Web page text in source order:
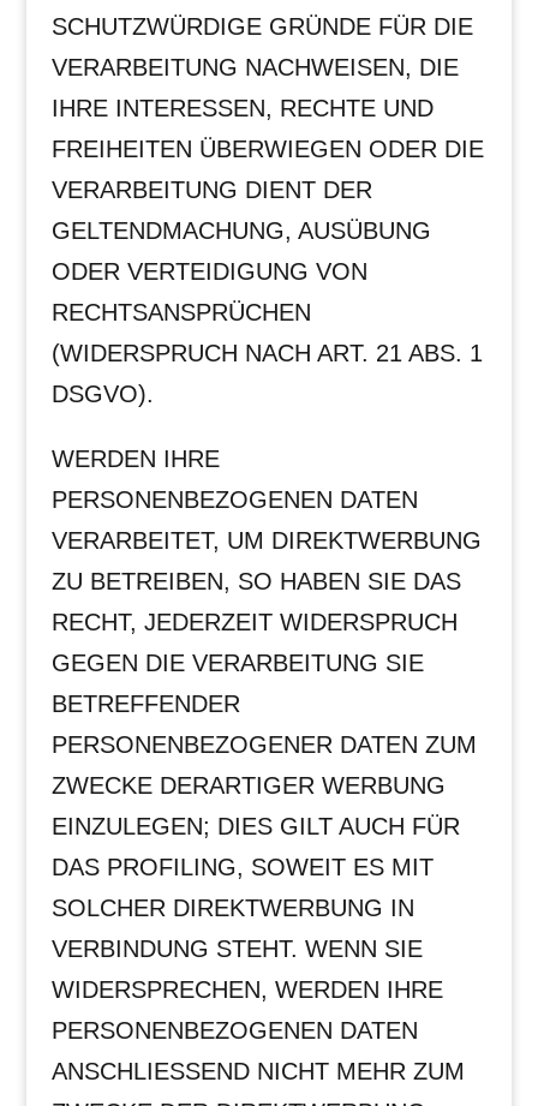
SCHUTZWÜRDIGE GRÜNDE FÜR DIE
VERARBEITUNG NACHWEISEN, DIE
IHRE INTERESSEN, RECHTE UND
FREIHEITEN ÜBERWIEGEN ODER DIE
VERARBEITUNG DIENT DER
GELTENDMACHUNG, AUSÜBUNG
ODER VERTEIDIGUNG VON
RECHTSANSPRÜCHEN
(WIDERSPRUCH NACH ART. 21 ABS. 1
DSGVO).
WERDEN IHRE
PERSONENBEZOGENEN DATEN
VERARBEITET, UM DIREKTWERBUNG
ZU BETREIBEN, SO HABEN SIE DAS
RECHT, JEDERZEIT WIDERSPRUCH
GEGEN DIE VERARBEITUNG SIE
BETREFFENDER
PERSONENBEZOGENER DATEN ZUM
ZWECKE DERARTIGER WERBUNG
EINZULEGEN; DIES GILT AUCH FÜR
DAS PROFILING, SOWEIT ES MIT
SOLCHER DIREKTWERBUNG IN
VERBINDUNG STEHT. WENN SIE
WIDERSPRECHEN, WERDEN IHRE
PERSONENBEZOGENEN DATEN
ANSCHLIESSEND NICHT MEHR ZUM